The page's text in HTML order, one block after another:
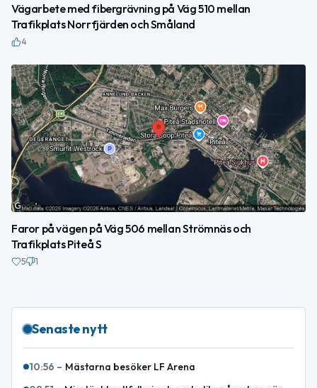
Vägarbete med fibergrävning på Väg 510 mellan
Trafikplats Norrfjärden och Småland
4
Faror på vägen på Väg 506 mellan Strömnäs och
Trafikplats Piteå S
5 1
Senaste nytt
10:56 – Mästarna besöker LF Arena